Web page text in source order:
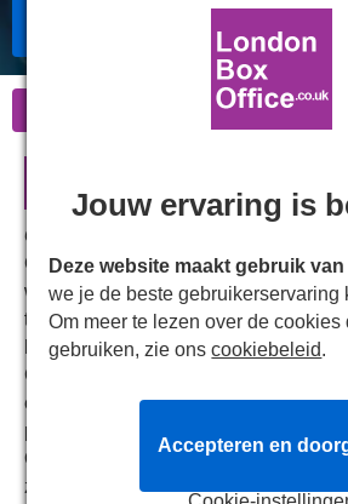
Cirque Alice
geeft een nieuwe
Carrolls excentrieke verhaal van
waarin een jong meisje door een
terechtkomt waar alles op zijn kop
het lijkt. Deze veelgeprezen,
Carrolls tijdloze verhaal met
enkele van de beste artiesten ter
personages zoals de Cheshire Cat,
Queen of Hearts tot leven komen en
zoals je het nog nooit eerder hebt
Jouw ervaring is
Deze website maakt gebruik
we je de beste gebruikerservaring
Om meer te lezen over de cookies
gebruiken, zie onscookiebeleid.
Accepteren en